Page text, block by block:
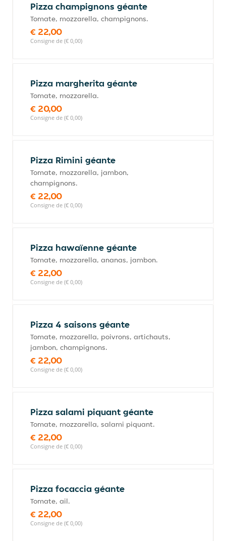
Pizza champignons géante
Tomate, mozzarella, champignons.
€ 22,00
Consigne de (€ 0,00)
Pizza margherita géante
Tomate, mozzarella.
€ 20,00
Consigne de (€ 0,00)
Pizza Rimini géante
Tomate, mozzarella, jambon,
champignons.
€ 22,00
Consigne de (€ 0,00)
Pizza hawaïenne géante
Tomate, mozzarella, ananas, jambon.
€ 22,00
Consigne de (€ 0,00)
Pizza 4 saisons géante
Tomate, mozzarella, poivrons, artichauts,
jambon, champignons.
€ 22,00
Consigne de (€ 0,00)
Pizza salami piquant géante
Tomate, mozzarella, salami piquant.
€ 22,00
Consigne de (€ 0,00)
Pizza focaccia géante
Tomate, ail.
€ 22,00
Consigne de (€ 0,00)